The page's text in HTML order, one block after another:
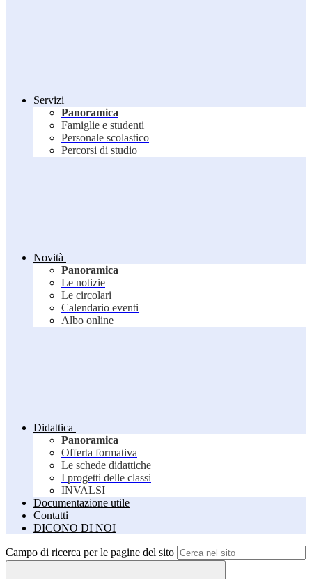
Servizi
Panoramica
Famiglie e studenti
Personale scolastico
Percorsi di studio
Novità
Panoramica
Le notizie
Le circolari
Calendario eventi
Albo online
Didattica
Panoramica
Offerta formativa
Le schede didattiche
I progetti delle classi
INVALSI
Documentazione utile
Contatti
DICONO DI NOI
Campo di ricerca per le pagine del sito